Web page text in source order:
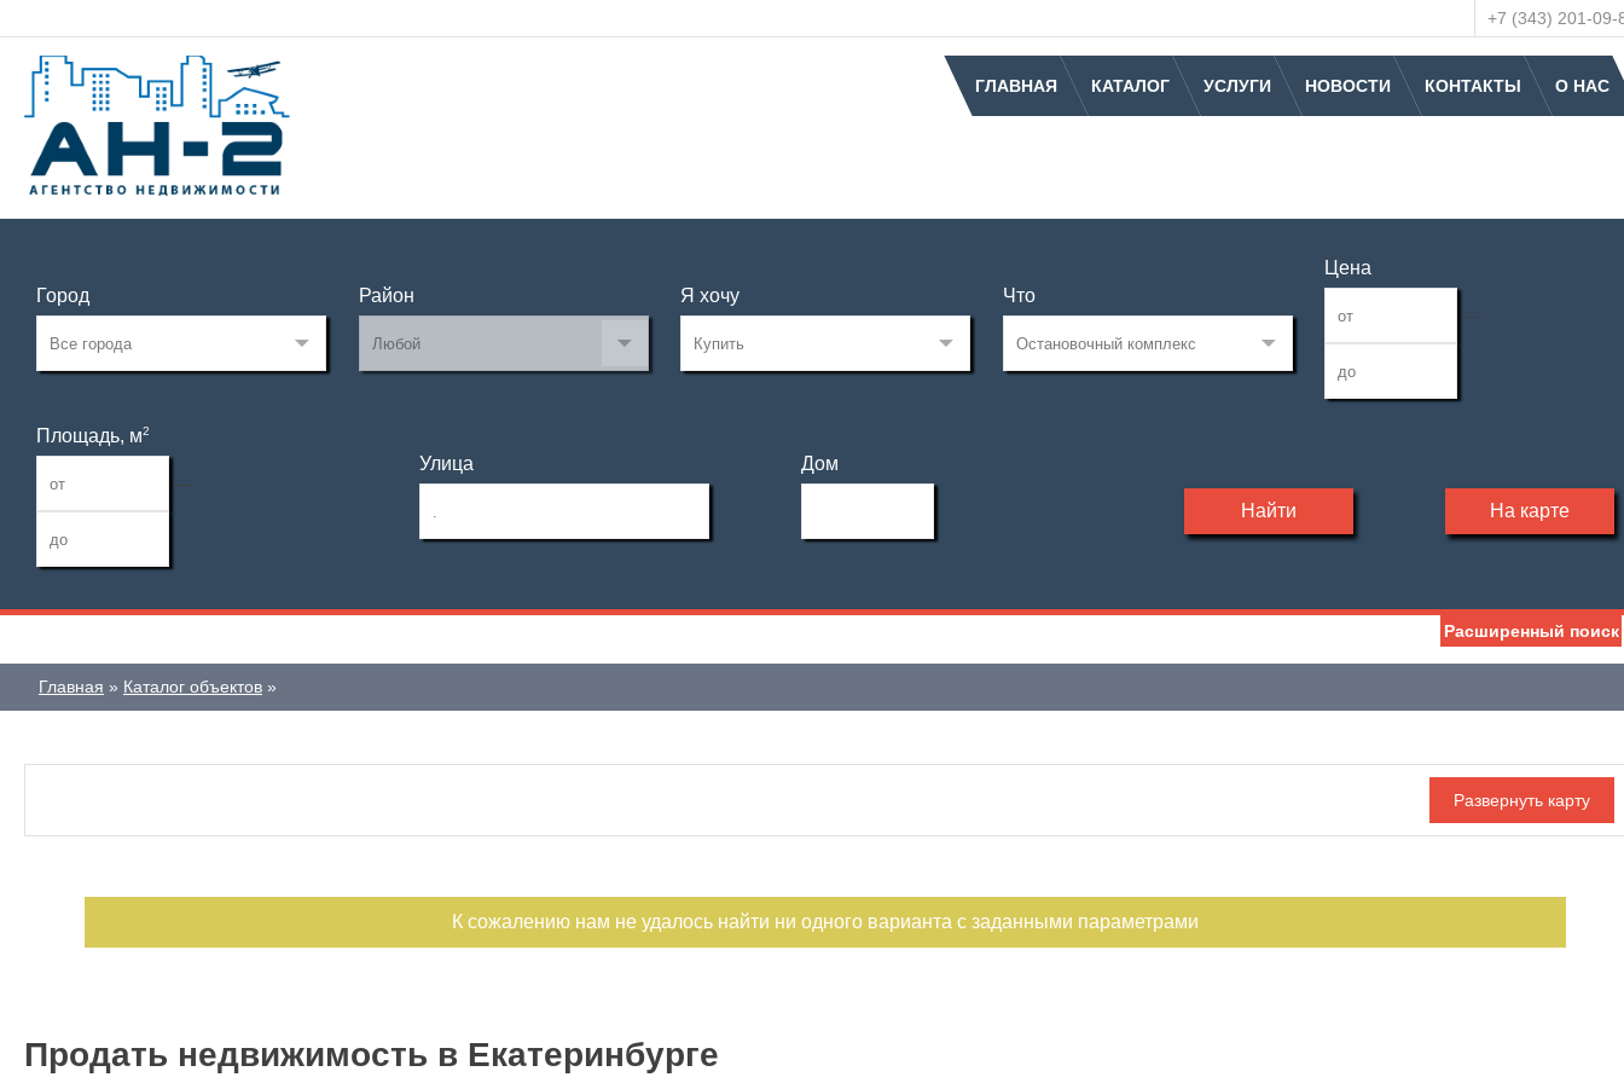
+7 (343) 201-09-
ГЛАВНАЯ КАТАЛОГ УСЛУГИ НОВОСТИ КОНТАКТЫ О НАС
Город Район Я хочу Что
Цена
—
Площадь, м2
—
Улица Дом
Найти На карте
С фото
Расширенный поиск
Главная Каталог объектов
К сожалению нам не удалось найти ни одного варианта с заданными параметрами
Продать недвижимость в Екатеринбурге